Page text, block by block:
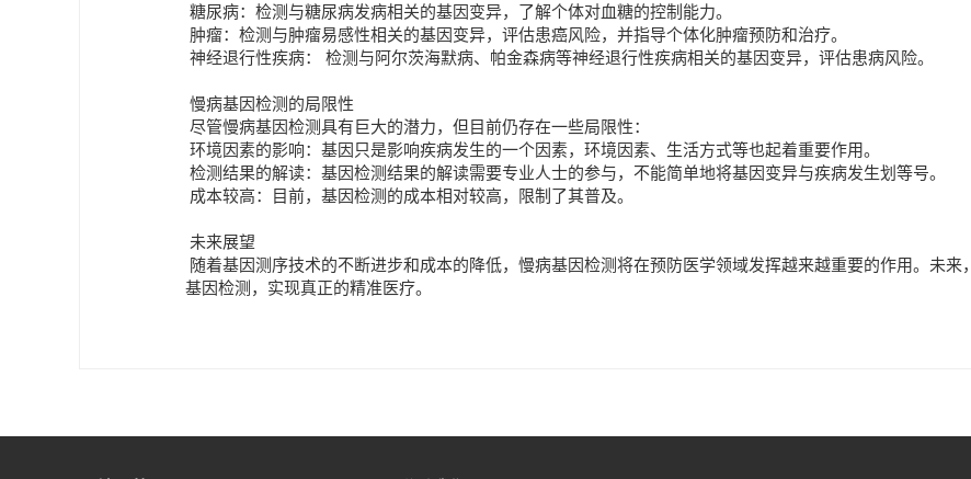
糖尿病：检测与糖尿病发病相关的基因变异，了解个体对血糖的控制能力。
肿瘤：检测与肿瘤易感性相关的基因变异，评估患癌风险，并指导个体化肿瘤预防和治疗。
神经退行性疾病： 检测与阿尔茨海默病、帕金森病等神经退行性疾病相关的基因变异，评估患病风险。
慢病基因检测的局限性
尽管慢病基因检测具有巨大的潜力，但目前仍存在一些局限性：
环境因素的影响：基因只是影响疾病发生的一个因素，环境因素、生活方式等也起着重要作用。
检测结果的解读：基因检测结果的解读需要专业人士的参与，不能简单地将基因变异与疾病发生划等号。
成本较高：目前，基因检测的成本相对较高，限制了其普及。
未来展望
随着基因测序技术的不断进步和成本的降低，慢病基因检测将在预防医学领域发挥越来越重要的作用。未
基因检测，实现真正的精准医疗。